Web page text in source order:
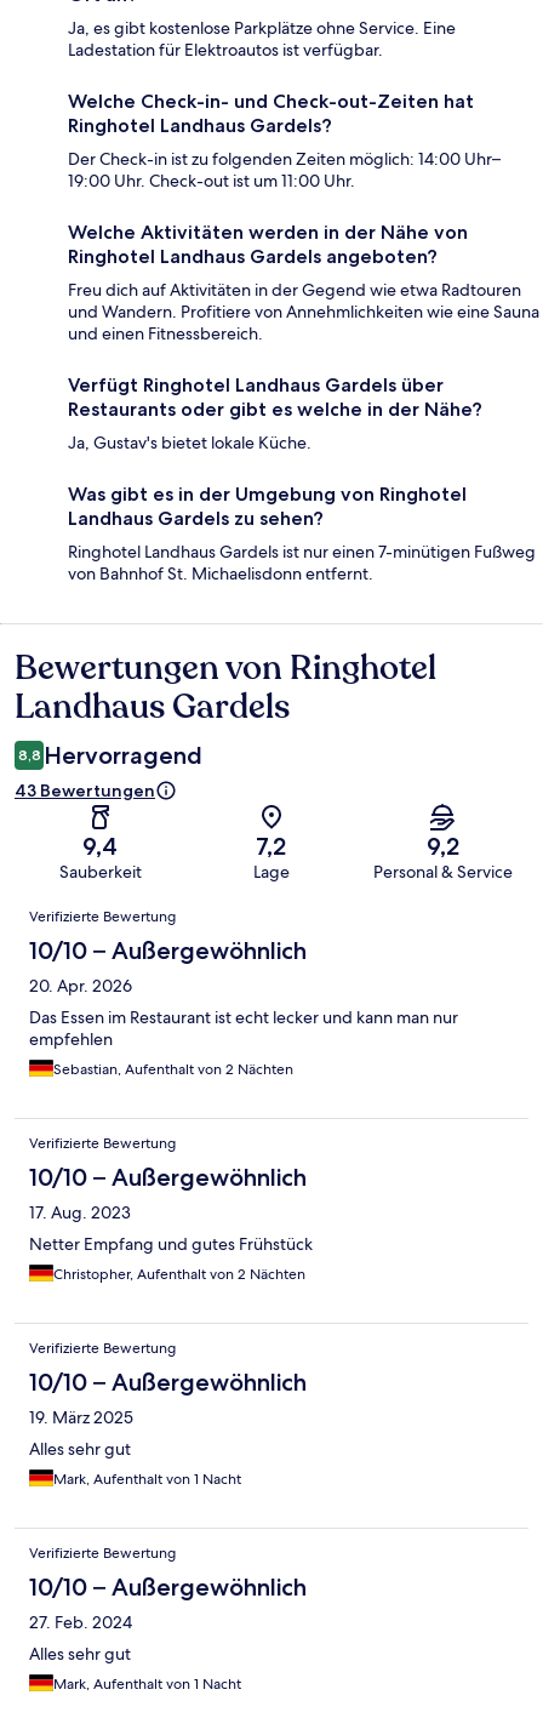
Ja, es gibt kostenlose Parkplätze ohne Service. Eine
Ladestation für Elektroautos ist verfügbar.
Welche Check-in- und Check-out-Zeiten hat
Ringhotel Landhaus Gardels?
Der Check-in ist zu folgenden Zeiten möglich: 14:00 Uhr–
19:00 Uhr. Check-out ist um 11:00 Uhr.
Welche Aktivitäten werden in der Nähe von
Ringhotel Landhaus Gardels angeboten?
Freu dich auf Aktivitäten in der Gegend wie etwa Radtouren
und Wandern. Profitiere von Annehmlichkeiten wie eine Sauna
und einen Fitnessbereich.
Verfügt Ringhotel Landhaus Gardels über
Restaurants oder gibt es welche in der Nähe?
Ja, Gustav's bietet lokale Küche.
Was gibt es in der Umgebung von Ringhotel
Landhaus Gardels zu sehen?
Ringhotel Landhaus Gardels ist nur einen 7-minütigen Fußweg
von Bahnhof St. Michaelisdonn entfernt.
Bewertungen
Bewertungen von Ringhotel
Landhaus Gardels
8,8 Hervorragend
43 Bewertungen
9,4
Sauberkeit
7,2
Lage
9,2
Personal & Service
Bewertungen
Verifizierte Bewertung
10/10 – Außergewöhnlich
20. Apr. 2026
Das Essen im Restaurant ist echt lecker und kann man nur
empfehlen
Sebastian, Aufenthalt von 2 Nächten
Verifizierte Bewertung
10/10 – Außergewöhnlich
17. Aug. 2023
Netter Empfang und gutes Frühstück
Christopher, Aufenthalt von 2 Nächten
Verifizierte Bewertung
10/10 – Außergewöhnlich
19. März 2025
Alles sehr gut
Mark, Aufenthalt von 1 Nacht
Verifizierte Bewertung
10/10 – Außergewöhnlich
27. Feb. 2024
Alles sehr gut
Mark, Aufenthalt von 1 Nacht